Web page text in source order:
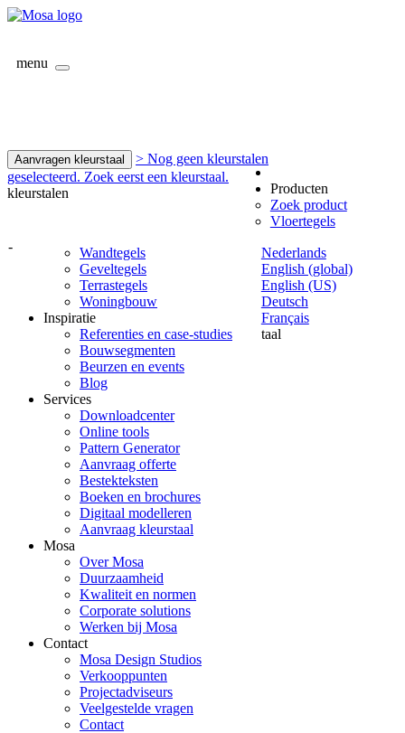
menu
Aanvragen kleurstaal
> Nog geen kleurstalen
geselecteerd. Zoek eerst een kleurstaal.
kleurstalen
-
Nederlands
English (global)
English (US)
Deutsch
Français
taal
Producten
Zoek product
Vloertegels
Wandtegels
Geveltegels
Terrastegels
Woningbouw
Inspiratie
Referenties en case-studies
Bouwsegmenten
Beurzen en events
Blog
Services
Downloadcenter
Online tools
Pattern Generator
Aanvraag offerte
Bestekteksten
Boeken en brochures
Digitaal modelleren
Aanvraag kleurstaal
Mosa
Over Mosa
Duurzaamheid
Kwaliteit en normen
Corporate solutions
Werken bij Mosa
Contact
Mosa Design Studios
Verkooppunten
Projectadviseurs
Veelgestelde vragen
Contact